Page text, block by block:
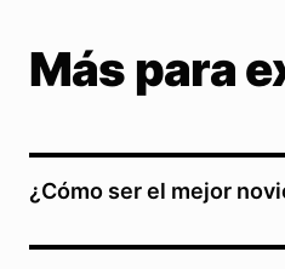
Más para
¿Cómo ser el mejor